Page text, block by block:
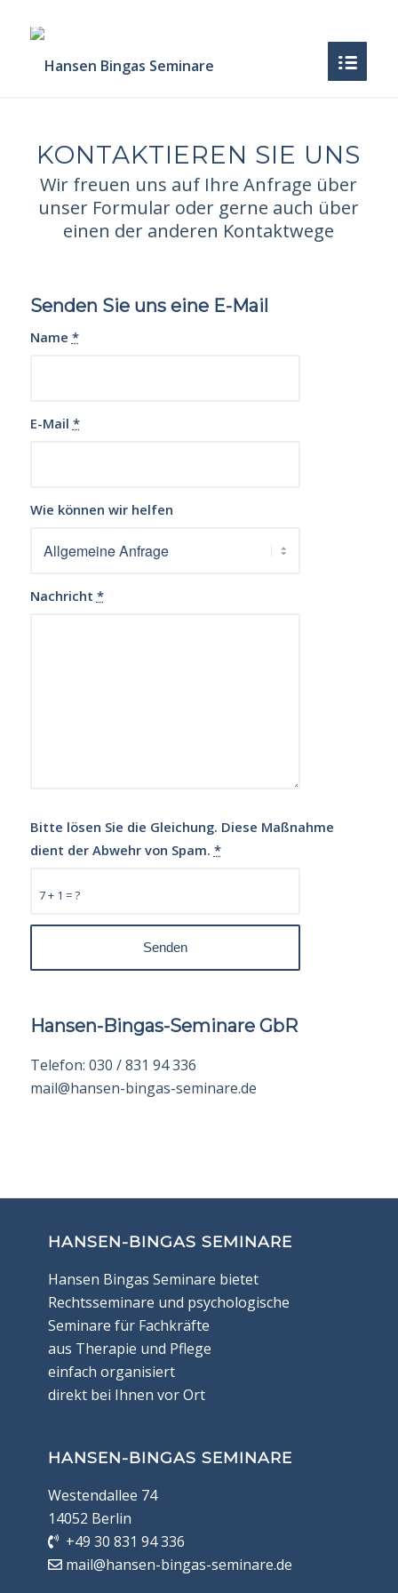
KONTAKTIEREN SIE UNS
Wir freuen uns auf Ihre Anfrage über
unser Formular oder gerne auch über
einen der anderen Kontaktwege
Senden Sie uns eine E-Mail
Name *
E-Mail *
Wie können wir helfen
Nachricht *
7 + 1 = ?
Bitte lösen Sie die Gleichung. Diese Maßnahme
dient der Abwehr von Spam. *
Hansen-Bingas-Seminare GbR
Telefon: 030 / 831 94 336
mail@hansen-bingas-seminare.de
HANSEN-BINGAS SEMINARE
Hansen Bingas Seminare bietet
Rechtsseminare und psychologische
Seminare für Fachkräfte
aus Therapie und Pflege
einfach organisiert
direkt bei Ihnen vor Ort
HANSEN-BINGAS SEMINARE
Westendallee 74
14052 Berlin
+49 30 831 94 336
mail@hansen-bingas-seminare.de